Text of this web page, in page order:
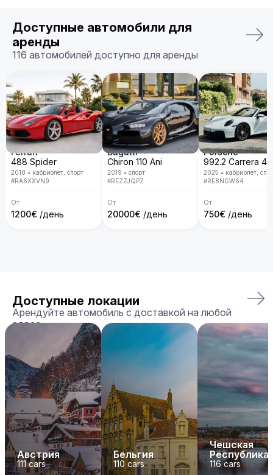
Почему именно Billion Rent?
Billion Rent предлагает аренду автомобилей премиум-
класса по всей Европе. Мы гарантируем надежный
вам и точное соответствие машины вашим ожиданиям.
Бронируйте ваш Aston Martin Rapide уже сегодня!
Доступные автомобили для
аренды
116 автомобилей доступно для аренды
Ferrari
488 Spider
2018 • кабриолет, спорт
#RA6XXVN9
От
1200€ /день
Bugatti
Chiron 110 Ani
2019 • спорт
#REZZJQPZ
От
20000€ /день
Porsche
2025 • кабриолет,
#RE8NGW64
От
750€ /день
Доступные локации
Арендуйте автомобиль с доставкой на любой
адрес
Австрия
111cars
Бельгия
110 cars
Чешская
Республика
116cars